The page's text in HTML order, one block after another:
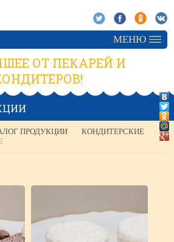
МЕНЮ
ОТ ПЕКАРЕЙ И
ПРОДУКЦИИ
КОНДИТЕРСКИЕ